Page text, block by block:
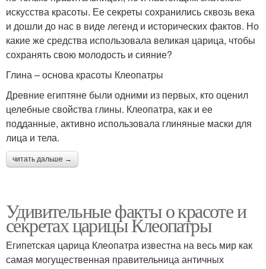
искусства красоты. Ее секреты сохранились сквозь века
и дошли до нас в виде легенд и исторических фактов. Но
какие же средства использовала великая царица, чтобы
сохранять свою молодость и сияние?
Глина – основа красоты Клеопатры
Древние египтяне были одними из первых, кто оценил
целебные свойства глины. Клеопатра, как и ее
подданные, активно использовала глиняные маски для
лица и тела.
читать дальше →
Удивительные факты о красоте и
секретах царицы Клеопатры
Египетская царица Клеопатра известна на весь мир как
самая могущественная правительница античных